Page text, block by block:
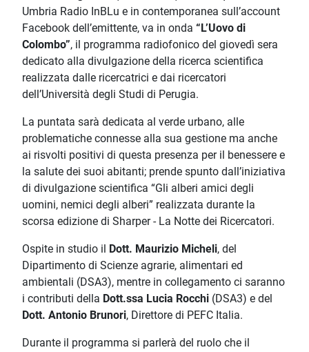
Umbria Radio InBLu e in contemporanea sull’account
Facebook dell’emittente, va in onda “L’Uovo di
Colombo”, il programma radiofonico del giovedì sera
dedicato alla divulgazione della ricerca scientifica
realizzata dalle ricercatrici e dai ricercatori
dell’Università degli Studi di Perugia.
La puntata sarà dedicata al verde urbano, alle
problematiche connesse alla sua gestione ma anche
ai risvolti positivi di questa presenza per il benessere e
la salute dei suoi abitanti; prende spunto dall’iniziativa
di divulgazione scientifica “Gli alberi amici degli
uomini, nemici degli alberi” realizzata durante la
scorsa edizione di Sharper - La Notte dei Ricercatori.
Ospite in studio il Dott. Maurizio Micheli, del
Dipartimento di Scienze agrarie, alimentari ed
ambientali (DSA3), mentre in collegamento ci saranno
i contributi della Dott.ssa Lucia Rocchi (DSA3) e del
Dott. Antonio Brunori, Direttore di PEFC Italia.
Durante il programma si parlerà del ruolo che il